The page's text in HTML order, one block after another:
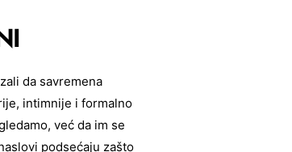
da savremena
intimnije i formalno
već da im se
podsećaju zašto